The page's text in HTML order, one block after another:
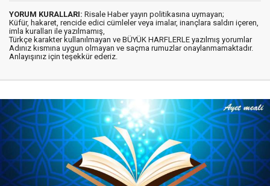
YORUM KURALLARI: Risale Haber yayın politikasına uymayan;
Küfür, hakaret, rencide edici cümleler veya imalar, inançlara saldırı içeren,
imla kuralları ile yazılmamış,
Türkçe karakter kullanılmayan ve BÜYÜK HARFLERLE yazılmış yorumlar
Adınız kısmına uygun olmayan ve saçma rumuzlar onaylanmamaktadır.
Anlayışınız için teşekkür ederiz.